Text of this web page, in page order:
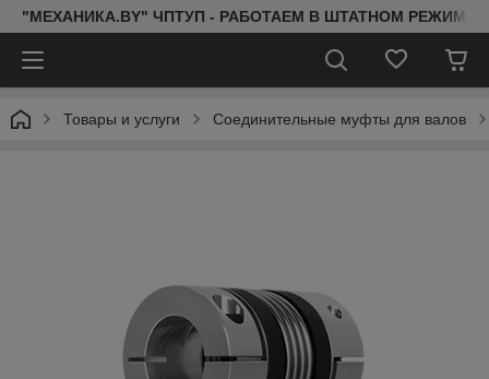
"МЕХАНИКА.BY" ЧПТУП - РАБОТАЕМ В ШТАТНОМ РЕЖИМЕ
Товары и услуги Соединительные муфты для валов